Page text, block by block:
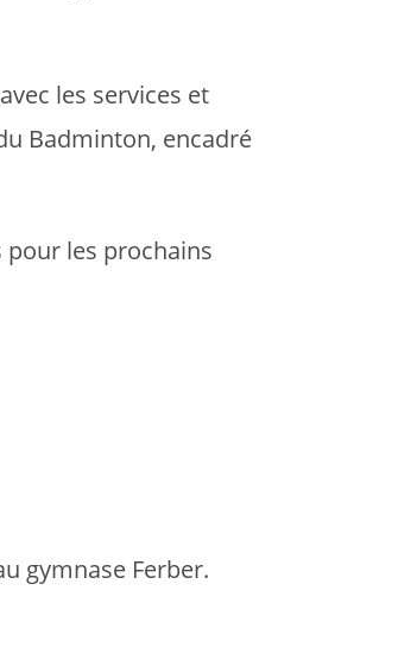
les services et
Badminton, encadré
les prochains
gymnase Ferber.